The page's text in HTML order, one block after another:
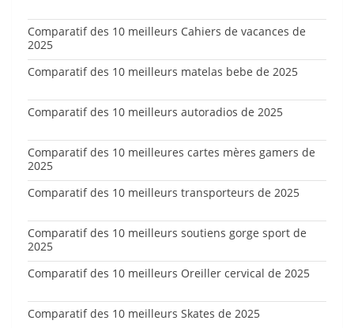
Comparatif des 10 meilleurs Cahiers de vacances de
2025
Comparatif des 10 meilleurs matelas bebe de 2025
Comparatif des 10 meilleurs autoradios de 2025
Comparatif des 10 meilleures cartes mères gamers de
2025
Comparatif des 10 meilleurs transporteurs de 2025
Comparatif des 10 meilleurs soutiens gorge sport de
2025
Comparatif des 10 meilleurs Oreiller cervical de 2025
Comparatif des 10 meilleurs Skates de 2025